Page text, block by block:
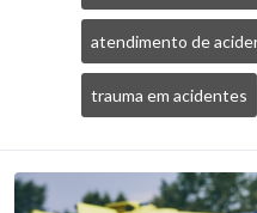
atendimento de
trauma em acidentes